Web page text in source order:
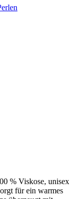
% Viskose, unisex
für ein warmes